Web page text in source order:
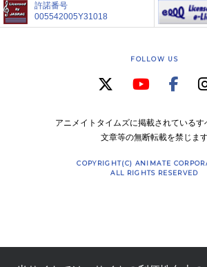
許諾番号
005542005Y31018
FOLLOW US
アニメイトタイムズに掲載されているす
文章等の無断転載を禁じま
COPYRIGHT(C) ANIMATE
ALL RIGHTS RESERVED